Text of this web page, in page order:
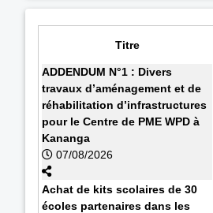
Titre
ADDENDUM N°1 : Divers
travaux d’aménagement et de
réhabilitation d’infrastructures
pour le Centre de PME WPD à
Kananga
07/08/2026
Achat de kits scolaires de 30
écoles partenaires dans les